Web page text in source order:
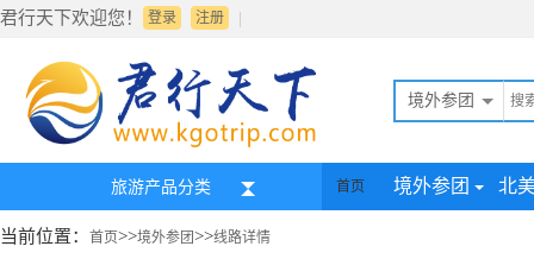
君行天下欢迎您！ 登录 |
注册
境外参团
旅游产品分类 首页 境外参团 北
当前位置： 首页>>境外参团>>线路详情